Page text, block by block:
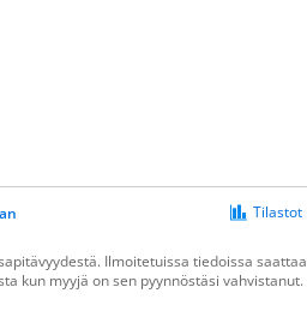
Tilastot
Ilmoitetuissa tiedoissa saattaa
kun myyjä on sen pyynnöstäsi vahvistanut.